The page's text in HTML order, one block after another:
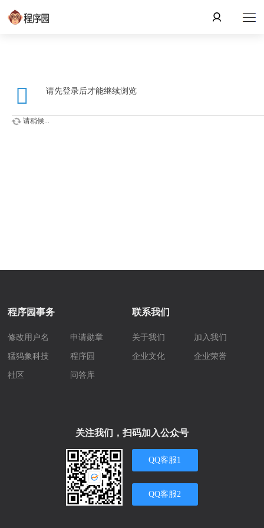
请先登录后才能继续浏览
请稍候...
程序园事务
修改用户名 申请勋章
猛犸象科技 程序园
社区 问答库
联系我们
关于我们 加入我们
企业文化 企业荣誉
关注我们，扫码加入公众号
QQ客服1
QQ客服2